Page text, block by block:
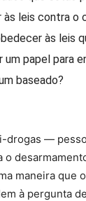
leis contra o
às leis
papel para
baseado?
drogas —
o
maneira que
à pergunta